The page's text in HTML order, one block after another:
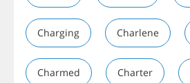
Charging Charlene
Charmed Charter